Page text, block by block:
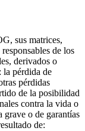
sus matrices,
de los
derivados o
la pérdida de
pérdidas
de la posibilidad
contra la vida o
grave o de garantías
de: